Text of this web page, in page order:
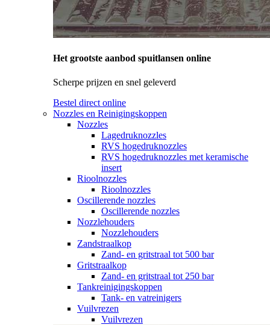
Het grootste aanbod spuitlansen online
Scherpe prijzen en snel geleverd
Bestel direct online
Nozzles en Reinigingskoppen
Nozzles
Lagedruknozzles
RVS hogedruknozzles
RVS hogedruknozzles met keramische
insert
Rioolnozzles
Rioolnozzles
Oscillerende nozzles
Oscillerende nozzles
Nozzlehouders
Nozzlehouders
Zandstraalkop
Zand- en gritstraal tot 500 bar
Gritstraalkop
Zand- en gritstraal tot 250 bar
Tankreinigingskoppen
Tank- en vatreinigers
Vuilvrezen
Vuilvrezen